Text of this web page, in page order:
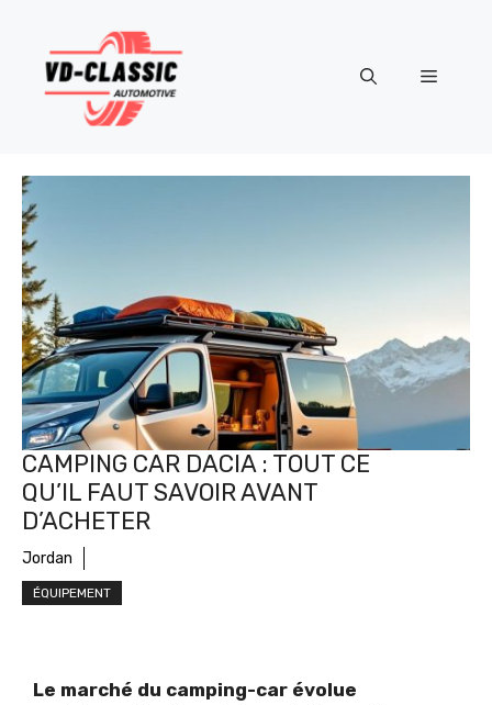
contenu
Menu
CAMPING CAR DACIA : TOUT CE
QU’IL FAUT SAVOIR AVANT
D’ACHETER
Jordan
ÉQUIPEMENT
Le marché du camping-car évolue